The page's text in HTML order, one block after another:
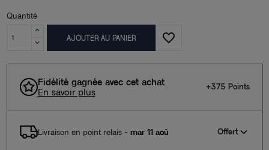
Quantité
AJOUTER AU PANIER favorite_border
Fidélité gagnée avec cet achat
En savoir plus
+375 Points
Livraison en point relais- mar 11 aoû Offert